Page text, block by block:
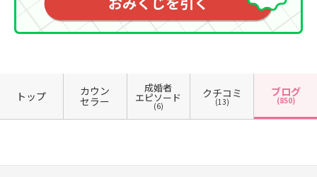
トップ カウン
セラー
成婚者
エピソード
(6)
クチコミ
(13)
ブログ
(850)